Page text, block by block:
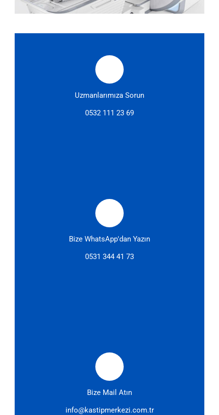
Uzmanlarımıza Sorun
0532 111 23 69
Bize WhatsApp'dan Yazın
0531 344 41 73
Bize Mail Atın
info@kastipmerkezi.com.tr